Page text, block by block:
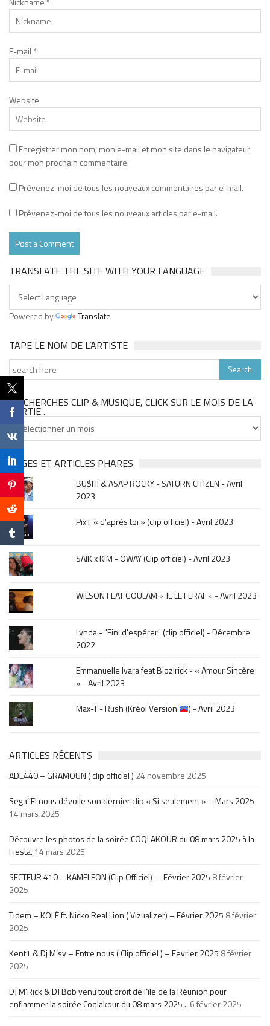
E-mail *
Website
Enregistrer mon nom, mon e-mail et mon site dans le navigateur
pour mon prochain commentaire.
Prévenez-moi de tous les nouveaux commentaires par e-mail.
Prévenez-moi de tous les nouveaux articles par e-mail.
TRANSLATE THE SITE WITH YOUR LANGUAGE
Powered by Translate
TAPE LE NOM DE L’ARTISTE
TU CHERCHES CLIP & MUSIQUE, CLICK SUR LE MOIS DE LA
SORTIE .
cherches
clip
&
musique,
click
sur
le
mois
de
la
sortie
PAGES ET ARTICLES PHARES
BU$HI & ASAP ROCKY - SATURN CITIZEN - Avril
2023
Pix’l « d’après toi » (clip officiel) - Avril 2023
SAÏK x KIM - OWAY (Clip officiel) - Avril 2023
WILSON FEAT GOULAM « JE LE FERAI » - Avril 2023
Lynda - "Fini d'espérer" (clip officiel) - Décembre
2022
Emmanuelle Ivara feat Biozirick - « Amour Sincère
» - Avril 2023
Max-T - Rush (Kréol Version
) - Avril 2023
ARTICLES RÉCENTS
ADE440 – GRAMOUN ( clip officiel ) 24 novembre 2025
Sega’’El nous dévoile son dernier clip « Si seulement » – Mars 2025
14 mars 2025
Découvre les photos de la soirée COQLAKOUR du 08 mars 2025 à la
Fiesta. 14 mars 2025
SECTEUR 410 – KAMELEON (Clip Officiel) – Février 2025 8 février
2025
Tidem – KOLÉ ft. Nicko Real Lion ( Vizualizer) – Février 2025 8 février
2025
Kent1 & Dj M’sy – Entre nous ( Clip officiel ) – Fevrier 2025 8 février
2025
DJ M’Rick & DJ Bob venu tout droit de l’île de la Réunion pour
enflammer la soirée Coqlakour du 08 mars 2025 . 6 février 2025